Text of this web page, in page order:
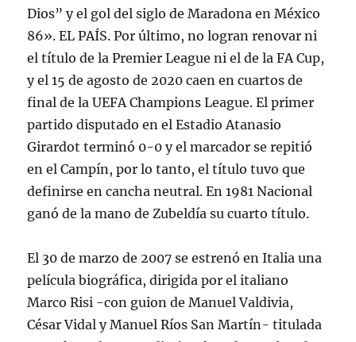
Dios” y el gol del siglo de Maradona en México
86». EL PAÍS. Por último, no logran renovar ni
el título de la Premier League ni el de la FA Cup,
y el 15 de agosto de 2020 caen en cuartos de
final de la UEFA Champions League. El primer
partido disputado en el Estadio Atanasio
Girardot terminó 0-0 y el marcador se repitió
en el Campín, por lo tanto, el título tuvo que
definirse en cancha neutral. En 1981 Nacional
ganó de la mano de Zubeldía su cuarto título.
El 30 de marzo de 2007 se estrenó en Italia una
película biográfica, dirigida por el italiano
Marco Risi -con guion de Manuel Valdivia,
César Vidal y Manuel Ríos San Martín- titulada